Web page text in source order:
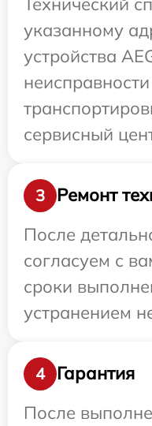
указанному
устройства
сервисный
3
Ремонт
После
согласуем с
сроки
устранением
4
Гарантия
После